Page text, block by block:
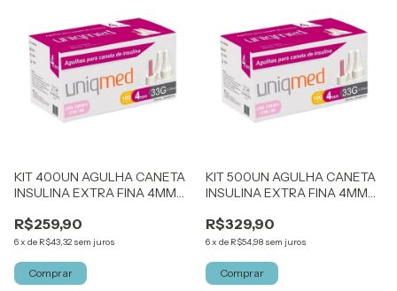
KIT 400UN AGULHA CANETA
INSULINA EXTRA FINA 4MM
R$259,90
6x de R$43,32 sem juros
KIT 500UN AGULHA CANETA
INSULINA EXTRA FINA 4MM
R$329,90
6x de R$54,98 sem juros